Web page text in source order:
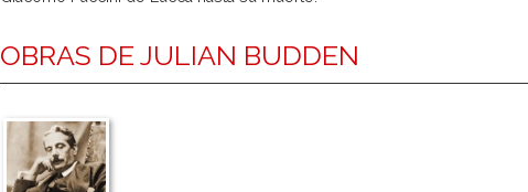
OBRAS DE JULIAN BUDDEN